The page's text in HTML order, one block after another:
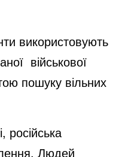
використовують
військової
пошуку вільних
російська
Людей